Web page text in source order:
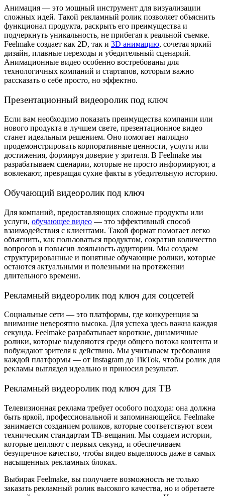
Анимация — это мощный инструмент для визуализации
сложных идей. Такой рекламный ролик позволяет объяснить
функционал продукта, раскрыть его преимущества и
подчеркнуть уникальность, не прибегая к реальной съемке.
Feelmake создает как 2D, так и 3D анимацию, сочетая яркий
дизайн, плавные переходы и убедительный сценарий.
Анимационные видео особенно востребованы для
технологичных компаний и стартапов, которым важно
рассказать о себе просто, но эффектно.
Презентационный видеоролик под ключ
Если вам необходимо показать преимущества компании или
нового продукта в лучшем свете, презентационное видео
станет идеальным решением. Оно помогает наглядно
продемонстрировать корпоративные ценности, услуги или
достижения, формируя доверие у зрителя. В Feelmake мы
разрабатываем сценарии, которые не просто информируют, а
вовлекают, превращая сухие факты в убедительную историю.
Обучающий видеоролик под ключ
Для компаний, предоставляющих сложные продукты или
услуги, обучающее видео — это эффективный способ
взаимодействия с клиентами. Такой формат помогает легко
объяснить, как пользоваться продуктом, сократив количество
вопросов и повысив лояльность аудитории. Мы создаем
структурированные и понятные обучающие ролики, которые
остаются актуальными и полезными на протяжении
длительного времени.
Рекламный видеоролик под ключ для соцсетей
Социальные сети — это платформы, где конкуренция за
внимание невероятно высока. Для успеха здесь важна каждая
секунда. Feelmake разрабатывает короткие, динамичные
ролики, которые выделяются среди общего потока контента и
побуждают зрителя к действию. Мы учитываем требования
каждой платформы — от Instagram до TikTok, чтобы ролик для
рекламы выглядел идеально и приносил результат.
Рекламный видеоролик под ключ для ТВ
Телевизионная реклама требует особого подхода: она должна
быть яркой, профессиональной и запоминающейся. Feelmake
занимается созданием роликов, которые соответствуют всем
техническим стандартам ТВ-вещания. Мы создаем истории,
которые цепляют с первых секунд, и обеспечиваем
безупречное качество, чтобы видео выделялось даже в самых
насыщенных рекламных блоках.
Выбирая Feelmake, вы получаете возможность не только
заказать рекламный ролик высокого качества, но и обретаете